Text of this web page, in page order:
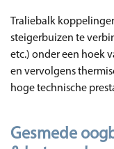
Traliebalk
steigerbuizen te
etc.) onder een hoek
en vervolgens
hoge technische
Gesmede